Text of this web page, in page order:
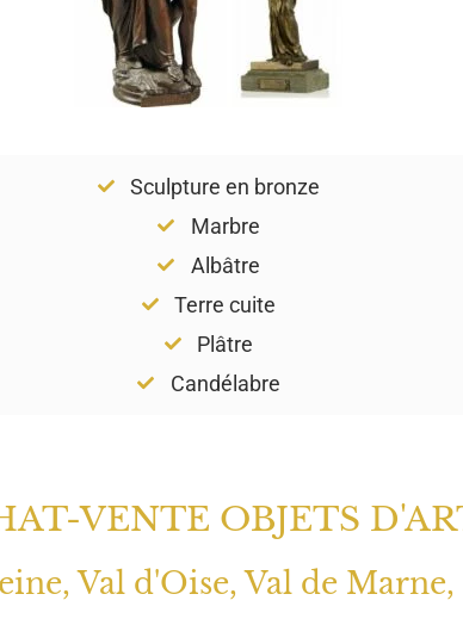
Sculpture en bronze
Marbre
Albâtre
Terre cuite
Plâtre
Candélabre
VENTE OBJETS
Val d'Oise, Val de